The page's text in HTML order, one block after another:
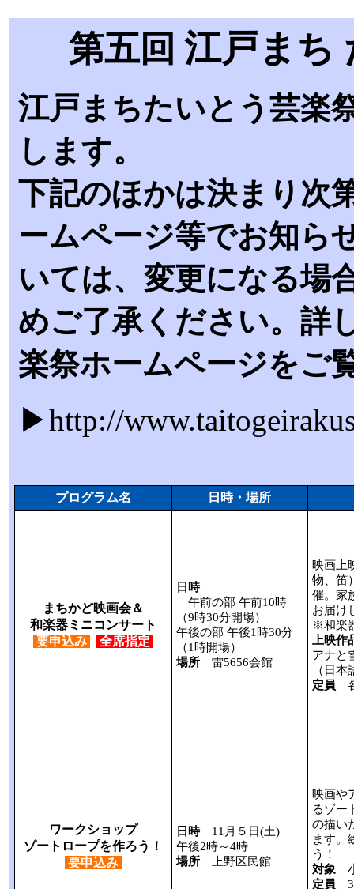
第五回 江戸まち
江戸まちたいとう芸楽
します。
下記のほかは決まり次
ームページ等でお知ら
いては、変更になる場
めご了承ください。詳
楽祭ホームページをご
▶http://
プログラム名 日時・場所
まちかど映画会＆
和楽器ミニコンサート
要申込み
全席指定
日時
午前の部 午前10時
（9時30分開場）
午後の部 午後1時30分
（1時開場）
場所 雷5656会館
映画上
物、笛
催。家
お届け
※和楽
上映作
アナと
（日
定員
ワークショップ
ゾートロープを作ろう！
要申込み
日時 11月５日(土)
午後2時～4時
場所
上野区民館
映画や
るゾー
の描い
ます。
う！
対象
定員